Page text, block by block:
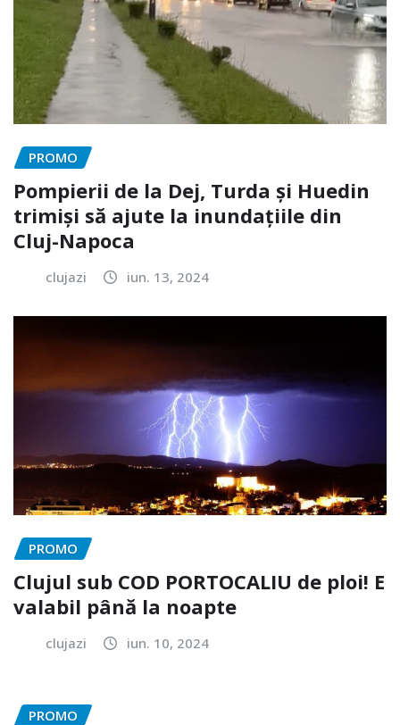
PROMO
Pompierii de la Dej, Turda și Huedin
trimiși să ajute la inundațiile din
Cluj-Napoca
clujazi iun. 13, 2024
PROMO
Clujul sub COD PORTOCALIU de ploi! E
valabil până la noapte
clujazi iun. 10, 2024
PROMO